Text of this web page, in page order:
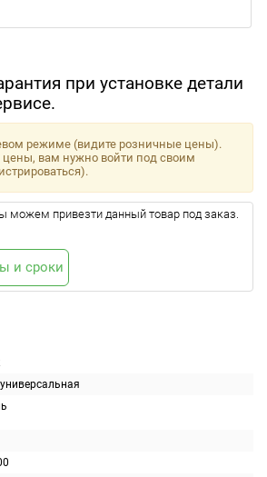
при установке детали
режиме (видите розничные цены).
цены, вам нужно войти под своим
можем привезти данный товар под заказ.
и сроки